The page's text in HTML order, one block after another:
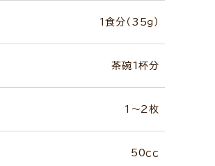
1食分（35ｇ）
茶碗1杯分
1～2枚
50ｃｃ